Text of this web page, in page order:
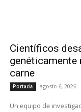
Científicos
carne
Portada agosto 6, 2026
Un equipo de